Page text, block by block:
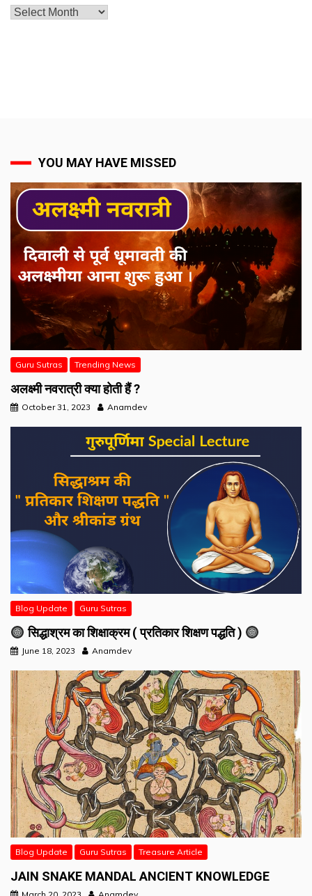
Archives
YOU MAY HAVE MISSED
Guru Sutras Trending News
अलक्ष्मी नवरात्री क्या होती हैं ?
October 31, 2023 Anamdev
Blog Update Guru Sutras
सिद्धाश्रम का शिक्षाक्रम ( प्रतिकार शिक्षण पद्धति )
June 18, 2023 Anamdev
Blog Update Guru Sutras Treasure Article
JAIN SNAKE MANDAL ANCIENT KNOWLEDGE